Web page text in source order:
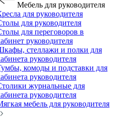
Мебель для руководителя
для руководителя
для руководителя
для переговоров в
руководителя
стеллажи и полки для
руководителя
комоды и подставки для
руководителя
журнальные для
руководителя
мебель для руководителя